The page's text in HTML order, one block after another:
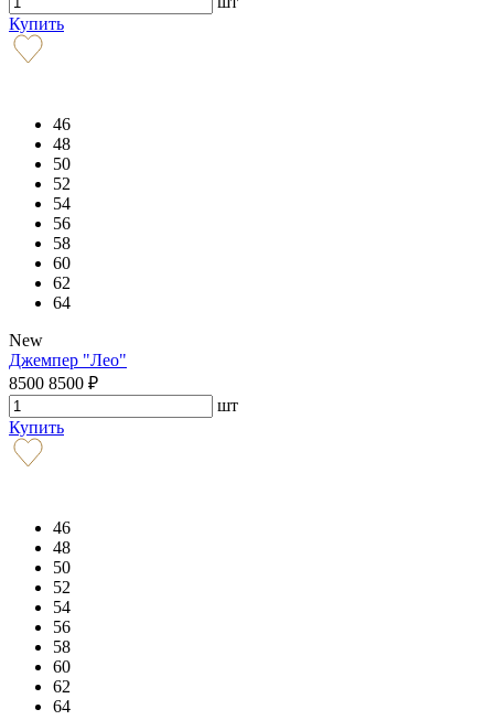
Купить
46
48
50
52
54
56
58
60
62
64
New
Джемпер "Лео"
8500 8500 ₽
шт
Купить
46
48
50
52
54
56
58
60
62
64